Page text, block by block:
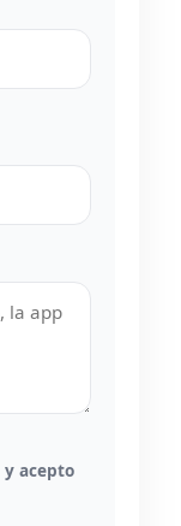
y acepto